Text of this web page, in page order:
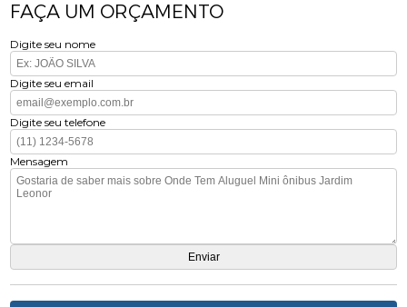
FAÇA UM ORÇAMENTO
Digite seu nome
Digite seu email
Digite seu telefone
Mensagem